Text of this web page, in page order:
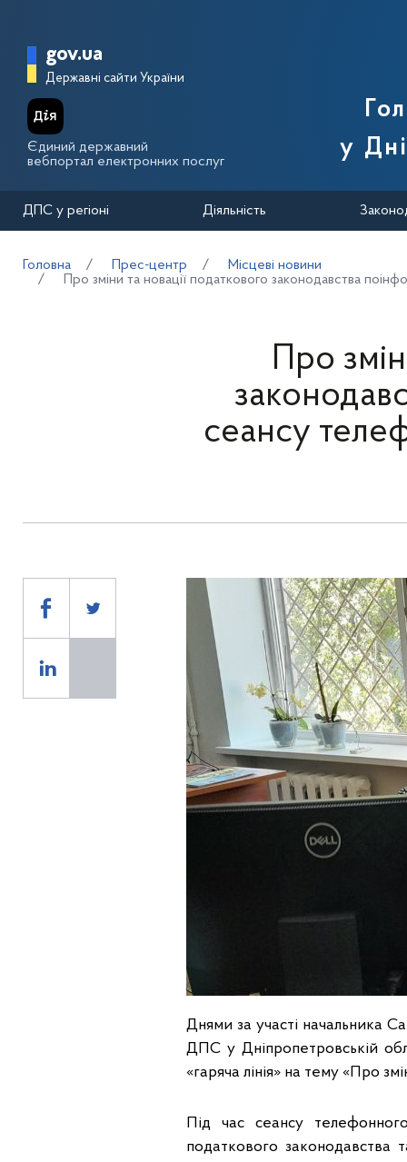
Головна сторінка Державної
gov.ua
Державні сайти України
Єдиний державний
вебпортал електронних послуг
у
ДПС у регіоні Діяльність
Головна Прес-центр
Місцеві новини
Про зміни та новації податкового законодавства
Про
сеансу
Днями за участі начальника
ДПС у Дніпропетровській
«гаряча лінія» на тему «Про
Під час сеансу телефонного
податкового законодавства